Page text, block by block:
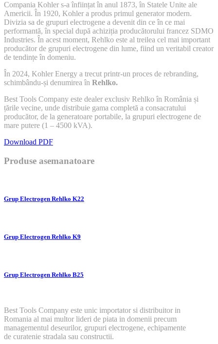
Compania Kohler s-a înființat în anul 1873, în Statele Unite ale
Americii. În 1920, Kohler a produs primul generator modern.
Divizia sa de grupuri electrogene a devenit din ce în ce mai
performantă, în special după achiziția producătorului francez SDMO
Industries. În acest moment, Rehlko este al treilea cel mai important
producător de grupuri electrogene din lume, fiind un veritabil creator
de tendințe în domeniu.
În 2024, Kohler Energy a trecut printr-un proces de rebranding,
schimbându-și denumirea în Rehlko.
Best Tools Company este dealer exclusiv Rehlko în România și
țările vecine, unde distribuie gama completă a consacratului
producător, de la generatoare portabile, la grupuri electrogene de
mare putere (1 – 4500 kVA).
Download PDF
Produse asemanatoare
Grup Electrogen Rehlko K22
Grup Electrogen Rehlko K9
Grup Electrogen Rehlko B25
Best Tools Company este unic importator si distribuitor in
Romania al mai multor lideri de piata in domenii precum
managementul deseurilor, grupuri electrogene, echipamente
de curatenie stradala sau constructii.